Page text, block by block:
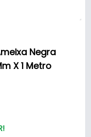
Negra
X 1 Metro